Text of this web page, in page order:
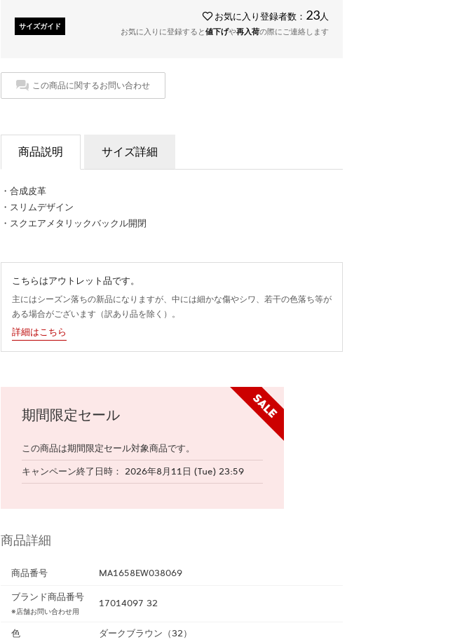
サイズガイド
お気に入り登録者数： 23 人
お気に入りに登録すると値下げや再入荷の際にご連絡します
この商品に関するお問い合わせ
商品説明 サイズ詳細
・合成皮革
・スリムデザイン
・スクエアメタリックバックル開閉
こちらはアウトレット品です。
主にはシーズン落ちの新品になりますが、中には細かな傷やシワ、若干の色落ち等が
ある場合がございます（訳あり品を除く）。
詳細はこちら
期間限定セール
この商品は期間限定セール対象商品です。
キャンペーン終了日時
2026年8月11日 (Tue) 23:59
商品詳細
商品番号
MA1658EW038069
ブランド商品番号
※店舗お問い合わせ用
17014097 32
色 ダークブラウン（32）